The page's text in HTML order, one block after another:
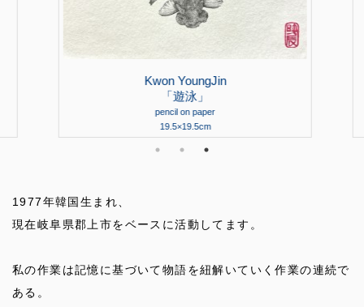
Kwon YoungJin
「遊泳」
pencil on paper
19.5×19.5cm
1977年韓国生まれ、
現在岐阜県郡上市をベースに活動してます。
私の作業は記憶に基づいて物語を紐解いていく作業の連続で
ある。